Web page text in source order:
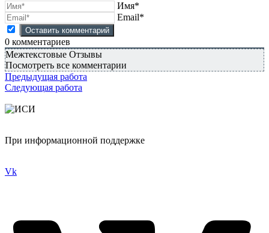
Имя*
Email*
0 комментариев
Межтекстовые Отзывы
Посмотреть все комментарии
Предыдущая работа
Следующая работа
При информационной поддержке
Vk